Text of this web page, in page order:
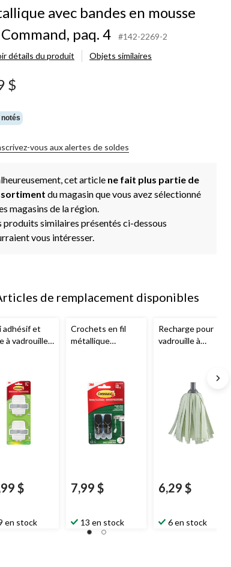
mousse
3M
avec bandes en mousse
paq. 4
#142-2269-2
détails du produit
Objets similaires
$
notés
vous aux alertes de soldes
cet article ne fait plus partie de
du magasin que vous avez sélectionné
magasins de la région.
produits similaires présentés ci-dessous
vous intéresser.
de remplacement disponibles
adhésif et
à vadrouille
$
en stock
Crochets en fil
métallique
extérieur, acier
inoxydable, 2 lb,
paq. 2
7,99 $
13 en stock
Recharge pour
vadrouille à
6,29 $
6 en stock